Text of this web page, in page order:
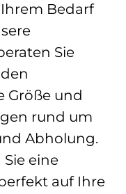
Bedarf
Sie
Größe und
rund um
Abholung.
eine
auf Ihre